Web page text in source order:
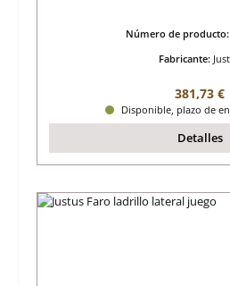
Número de producto:
Fabricante:
Precio
381,73 €
Disponible, plazo de
Detalles